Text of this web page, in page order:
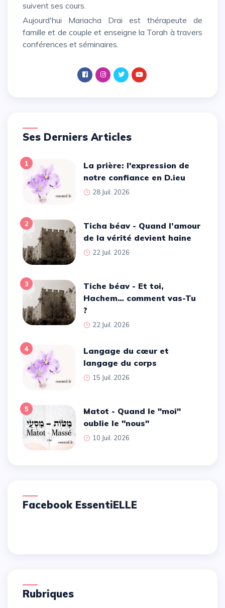
suivent ses cours.
Aujourd'hui Mariacha Drai est thérapeute de
famille et de couple et enseigne la Torah à travers
conférences et séminaires.
Ses Derniers Articles
1
La prière: l'expression de
notre confiance en D.ieu
28 Juil. 2026
2
Ticha béav - Quand l’amour
de la vérité devient haine
22 Juil. 2026
3
Tiche béav - Et toi,
Hachem… comment vas-Tu
?
22 Juil. 2026
4
Langage du cœur et
langage du corps
15 Juil. 2026
5
Matot - Quand le ''moi''
oublie le ''nous''
10 Juil. 2026
Facebook EssentiELLE
Rubriques